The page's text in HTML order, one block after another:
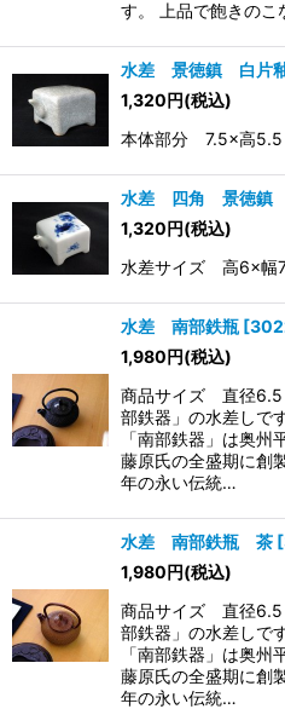
す。 上品で飽きのこ
水差 景徳鎮 白片
1,320円(税込)
本体部分 7.5×高5.5
水差 四角 景徳鎮
1,320円(税込)
水差サイズ 高6×幅
水差 南部鉄瓶 [
1,980円(税込)
商品サイズ 直径6.5
部鉄器」の水差しで
「南部鉄器」は奥州
藤原氏の全盛期に創
年の永い伝統…
水差 南部鉄瓶 茶 [
1,980円(税込)
商品サイズ 直径6.5
部鉄器」の水差しで
「南部鉄器」は奥州
藤原氏の全盛期に創
年の永い伝統…